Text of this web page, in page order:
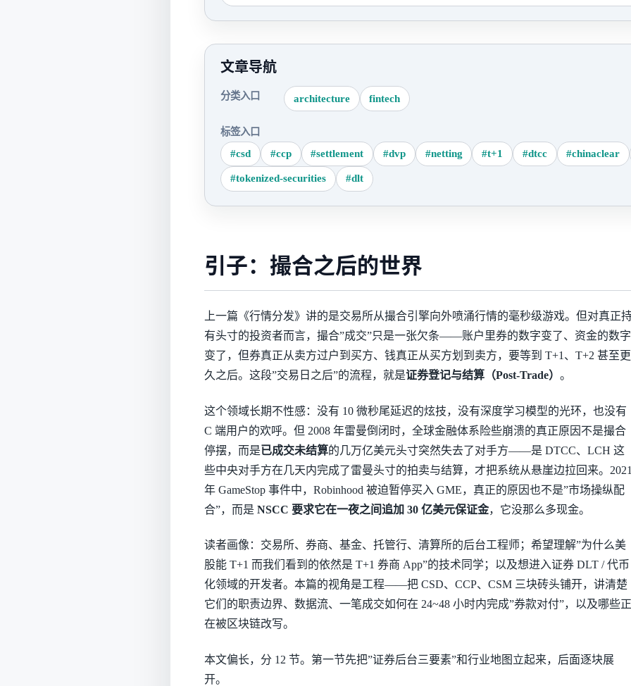
文章导航
分类入口 architecture fintech
标签入口
#csd
#ccp #settlement #dvp #netting #t+1 #dtcc #chinaclear
#tokenized-securities #dlt
引子：撮合之后的世界
上一篇《行情分发》讲的是交易所从撮合引擎向外喷涌行情的毫秒级游戏。但对真正
有头寸的投资者而言，撮合”成交”只是一张欠条——账户里券的数字变了、资金的数字
变了，但券真正从卖方过户到买方、钱真正从买方划到卖方，要等到 T+1、T+2 甚至更
久之后。这段”交易日之后”的流程，就是证券登记与结算（Post-Trade） 。
这个领域长期不性感：没有 10 微秒尾延迟的炫技，没有深度学习模型的光环，也没有
C 端用户的欢呼。但 2008 年雷曼倒闭时，全球金融体系险些崩溃的真正原因不是撮合
停摆，而是已成交未结算的几万亿美元头寸突然失去了对手方——是 DTCC、LCH 这
些中央对手方在几天内完成了雷曼头寸的拍卖与结算，才把系统从悬崖边拉回来。
年 GameStop 事件中，Robinhood 被迫暂停买入 GME，真正的原因也不是”市场操纵配
合”，而是 NSCC 要求它在一夜之间追加 30 亿美元保证金，它没那么多现金。
读者画像：交易所、券商、基金、托管行、清算所的后台工程师；希望理解”为什么美
股能 T+1 而我们看到的依然是 T+1 券商 App”的技术同学；以及想进入证券 DLT / 代币
化领域的开发者。本篇的视角是工程——把 CSD、CCP、CSM 三块砖头铺开，讲清楚
它们的职责边界、数据流、一笔成交如何在 24~48 小时内完成”券款对付”，以及哪些正
在被区块链改写。
本文偏长，分 12 节。第一节先把”证券后台三要素”和行业地图立起来，后面逐块展
开。